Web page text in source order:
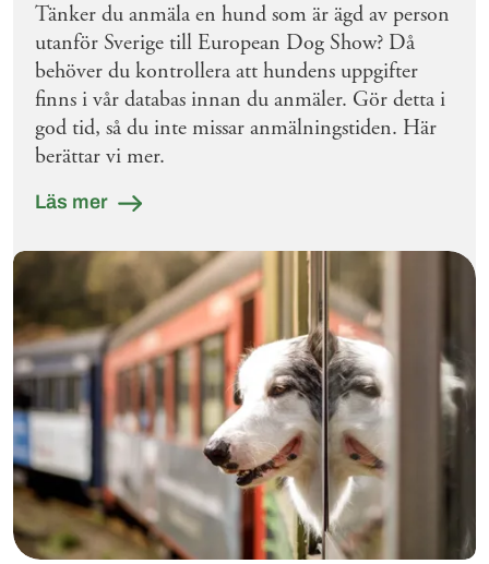
Tänker du anmäla en hund som är ägd av person
utanför Sverige till European Dog Show? Då
behöver du kontrollera att hundens uppgifter
finns i vår databas innan du anmäler. Gör detta i
god tid, så du inte missar anmälningstiden. Här
berättar vi mer.
Läs mer